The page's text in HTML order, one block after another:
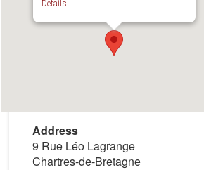
Details
Address
9 Rue Léo Lagrange
Chartres-de-Bretagne